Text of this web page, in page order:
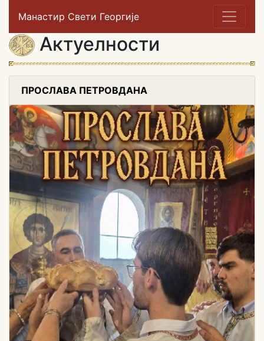
Манастир Свети Георгије
Актуелности
ПРОСЛАВА ПЕТРОВДАНА